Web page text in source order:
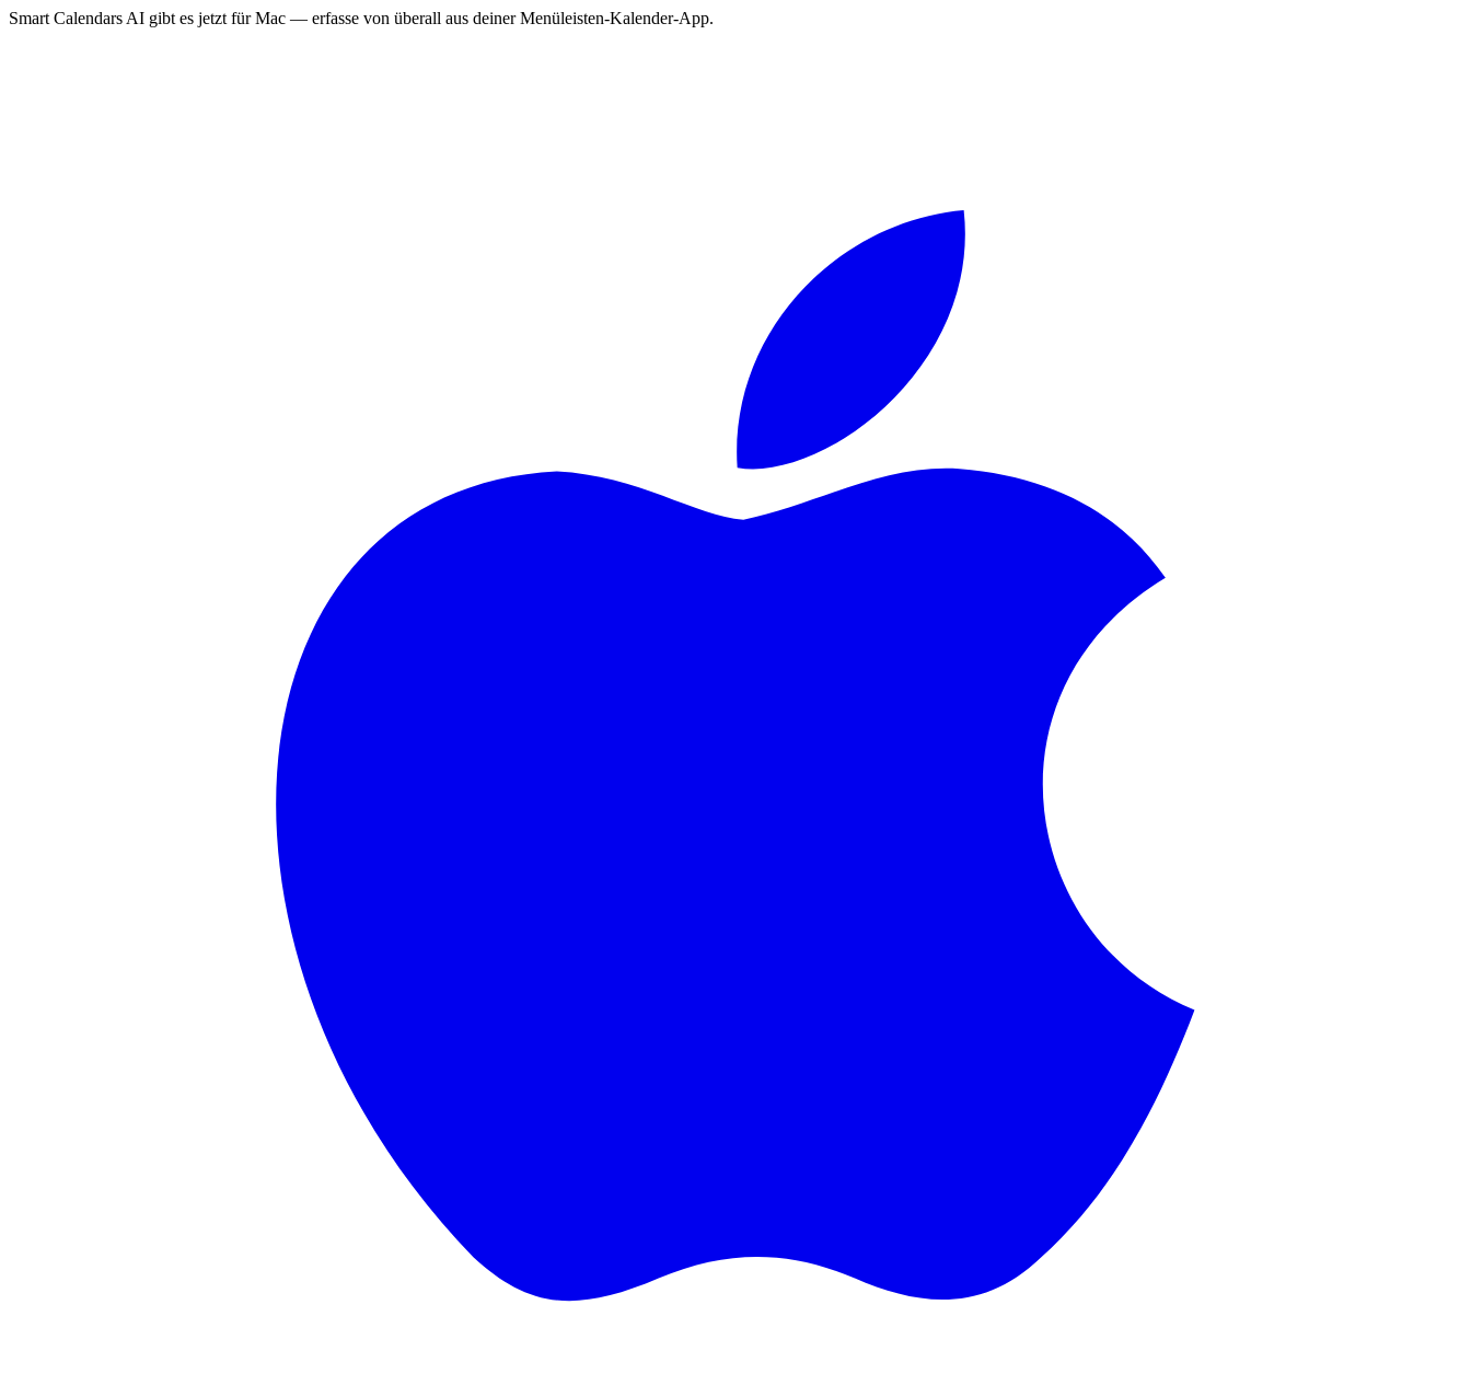
Smart Calendars AI gibt es jetzt für Mac — erfasse von überall aus deiner Menüleisten-Kalender-App.